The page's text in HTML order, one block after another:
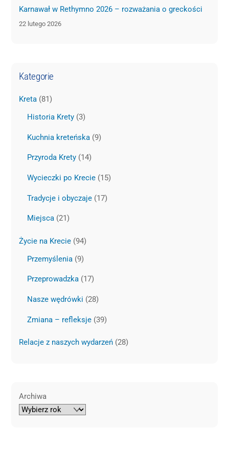
Karnawał w Rethymno 2026 – rozważania o greckości
22 lutego 2026
Kategorie
Kreta (81)
Historia Krety(3)
Kuchnia kreteńska(9)
Przyroda Krety(14)
Wycieczki po Krecie(15)
Tradycje i obyczaje(17)
Miejsca(21)
Życie na Krecie (94)
Przemyślenia(9)
Przeprowadzka(17)
Nasze wędrówki (28)
Zmiana – refleksje(39)
Relacje z naszych wydarzeń (28)
Archiwa